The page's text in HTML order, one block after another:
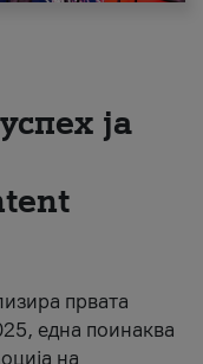
ја
првата
една поинаква
на